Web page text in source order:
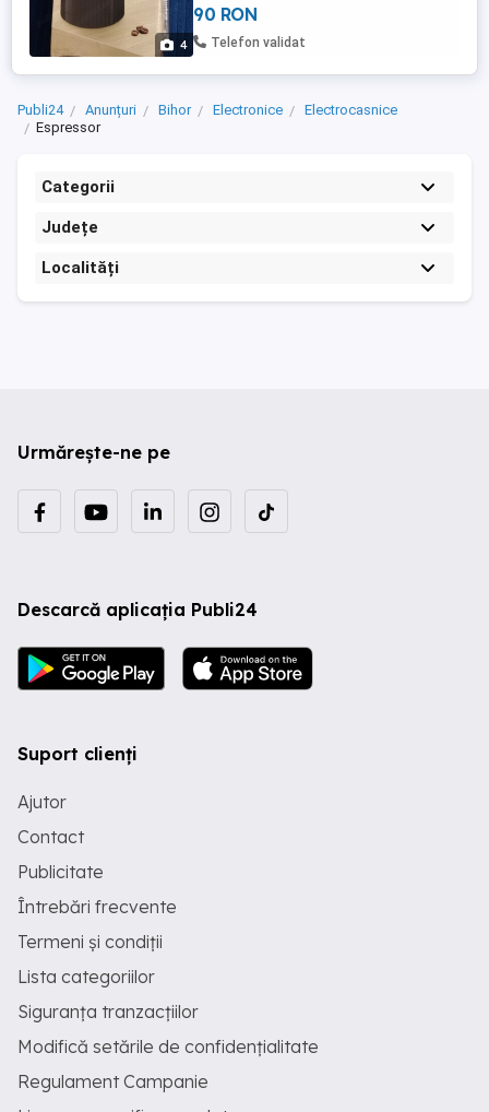
4
90 RON
Telefon validat
Publi24 Anunțuri Bihor Electronice
Electrocasnice
Espressor
Categorii
Județe
Localități
Urmărește-ne pe
Descarcă aplicația Publi24
Suport clienți
Ajutor
Contact
Publicitate
Întrebări frecvente
Termeni și condiții
Lista categoriilor
Siguranța tranzacțiilor
Modifică setările de confidențialitate
Regulament Campanie